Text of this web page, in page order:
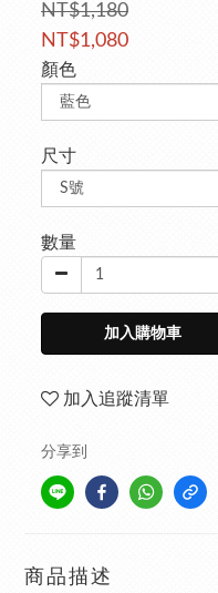
NT$1,180
NT$1,080
顏色
尺寸
數量
加入購物車
加入追蹤清單
分享到
商品描述